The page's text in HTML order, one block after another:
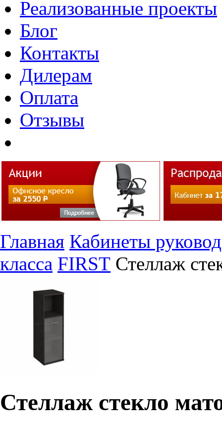
Реализованные проекты
Блог
Контакты
Дилерам
Оплата
Отзывы
Главная Кабинеты
класса FIRST Стеллаж
Стеллаж стекло